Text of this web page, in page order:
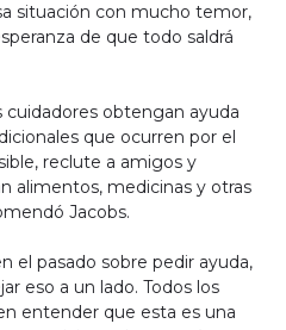
situación con mucho temor,
de que todo saldrá
cuidadores obtengan ayuda
que ocurren por el
reclute a amigos y
alimentos, medicinas y otras
Jacobs.
el pasado sobre pedir ayuda,
eso a un lado. Todos los
entender que esta es una